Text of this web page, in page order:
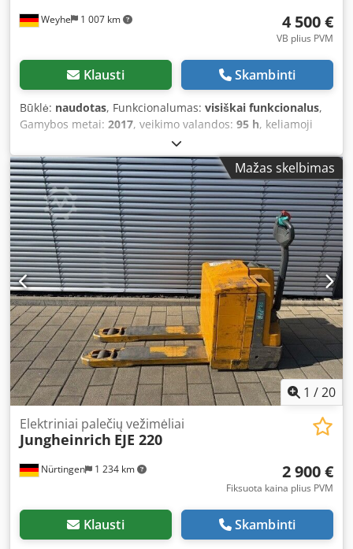
Weyhe 1 007 km 4 500 €
VB plius PVM
Klausti Skambinti
Būklė: naudotas, Funkcionalumas: visiškai funkcionalus,
Gamybos metai: 2017, veikimo valandos: 95 h, keliamoji
, kėlimo aukštis:
elektrinis, stiebo tipas:simpleksas, statybinis aukštis:
1 350 mm, pavaros tipas:Elektro, Aukšto pakėlimo
vežimėlis Stiebo tipas: standartinis Pavaros dėžė:
automatinė Būklė: kaip naujas Techninė būklė: labai gera
Priekinių padangų tipas: poliuretanas Priekinių padangų
būklė: 80–100 % Chodpozpb H Iofx Adtea Galinio padangų
tipas: poliuretanas Galinio padangų būklė: 80–100 %
Akumuliatoriaus įtampa: 24 V Aprašymas: nurodyta kaina
galioja įskaičiuojant naują UVV patikrinimą. Įranga yra kaip
nauja. Už papildomą mokestį galima įsigyti naują
akumuliatorių. Esame oficialūs „Jungheinrich“ partneriai.
Mielai suorganizuosime jums ekonomišką transportą.
Nuoma su galimybe išpirkti yra įmanoma. CE sertifikatas.
Mažas skelbimas
1 /20
Nürtingen 1 234 km
Elektriniai palečių vežimėliai
Jungheinrich EJE 220
2 900 €
Fiksuota kaina plius PVM
Klausti Skambinti